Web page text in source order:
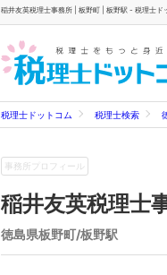
稲井友英税理士事務所 | 板野町 | 板野駅 - 税理士ド
税理士ドットコム 税理士検索
事務所プロフィール
稲井友英税理士
徳島県板野町/板野駅